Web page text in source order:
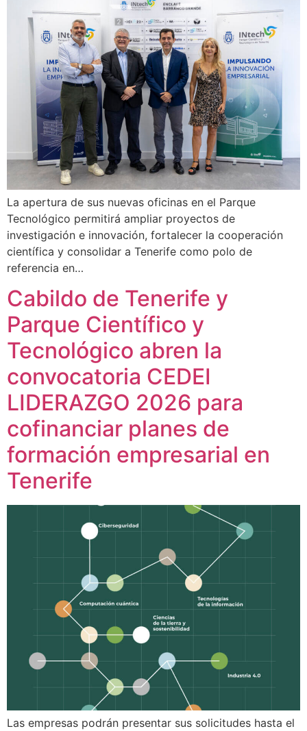
La apertura de sus nuevas oficinas en el Parque
Tecnológico permitirá ampliar proyectos de
investigación e innovación, fortalecer la cooperación
científica y consolidar a Tenerife como polo de
referencia en…
Cabildo de Tenerife y
Parque Científico y
Tecnológico abren la
convocatoria CEDEI
LIDERAZGO 2026 para
cofinanciar planes de
formación empresarial en
Tenerife
Las empresas podrán presentar sus solicitudes hasta el